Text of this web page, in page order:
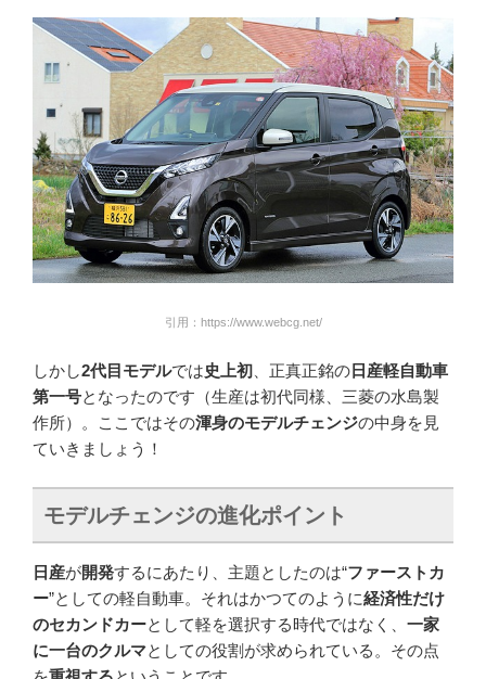
引用：https://www.webcg.net/
しかし2代目モデルでは史上初 、正真正銘の 日産軽自動車
第一号となったのです（生産は初代同様、三菱の水島製
作所）。ここではその渾身のモデルチェンジの中身を見
ていきましょう！
モデルチェンジの進化ポイント
日産が開発するにあたり、主題としたのは“ファーストカ
ー”としての軽自動車。それはかつてのように経済性だけ
のセカンドカーとして軽を選択する時代ではなく、 一家
に一台のクルマとしての役割が求められている。その点